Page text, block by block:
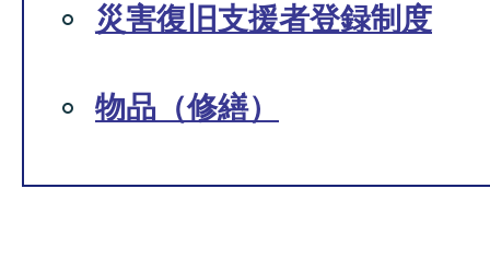
災害復旧支援者登録制度
物品（修繕）